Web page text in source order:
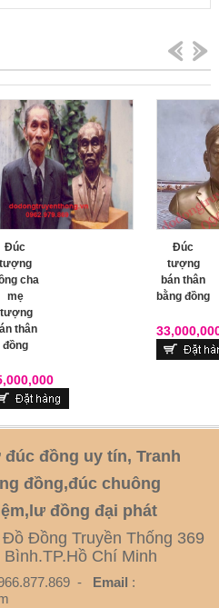
Đúc
tượng
cha
mẹ
thân
đồng
Đúc
tượng
bán thân
bằng đồng
đồng uy tín, Tranh
đồng,đúc chuông
đồng đại phát
Đồng Truyền Thống 369
Chí Minh
- Email :